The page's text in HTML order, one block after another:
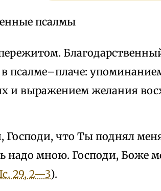
псалмы
псалме–плаче:
и выражением желания
Господи, что Ты поднял
надо мною. Господи, Боже
29, 2—3).